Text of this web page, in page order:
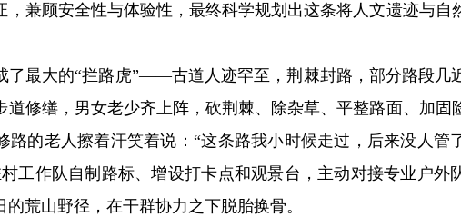
，兼顾安全性与体验性，最终科学规划出这条将人文遗迹与自
了最大的“拦路虎”——古道人迹罕至，荆棘封路，部分路段几
道修缮，男女老少齐上阵，砍荆棘、除杂草、平整路面、加固
路的老人擦着汗笑着说：“这条路我小时候走过，后来没人管
工作队自制路标、增设打卡点和观景台，主动对接专业户外
荒山野径，在干群协力之下脱胎换骨。